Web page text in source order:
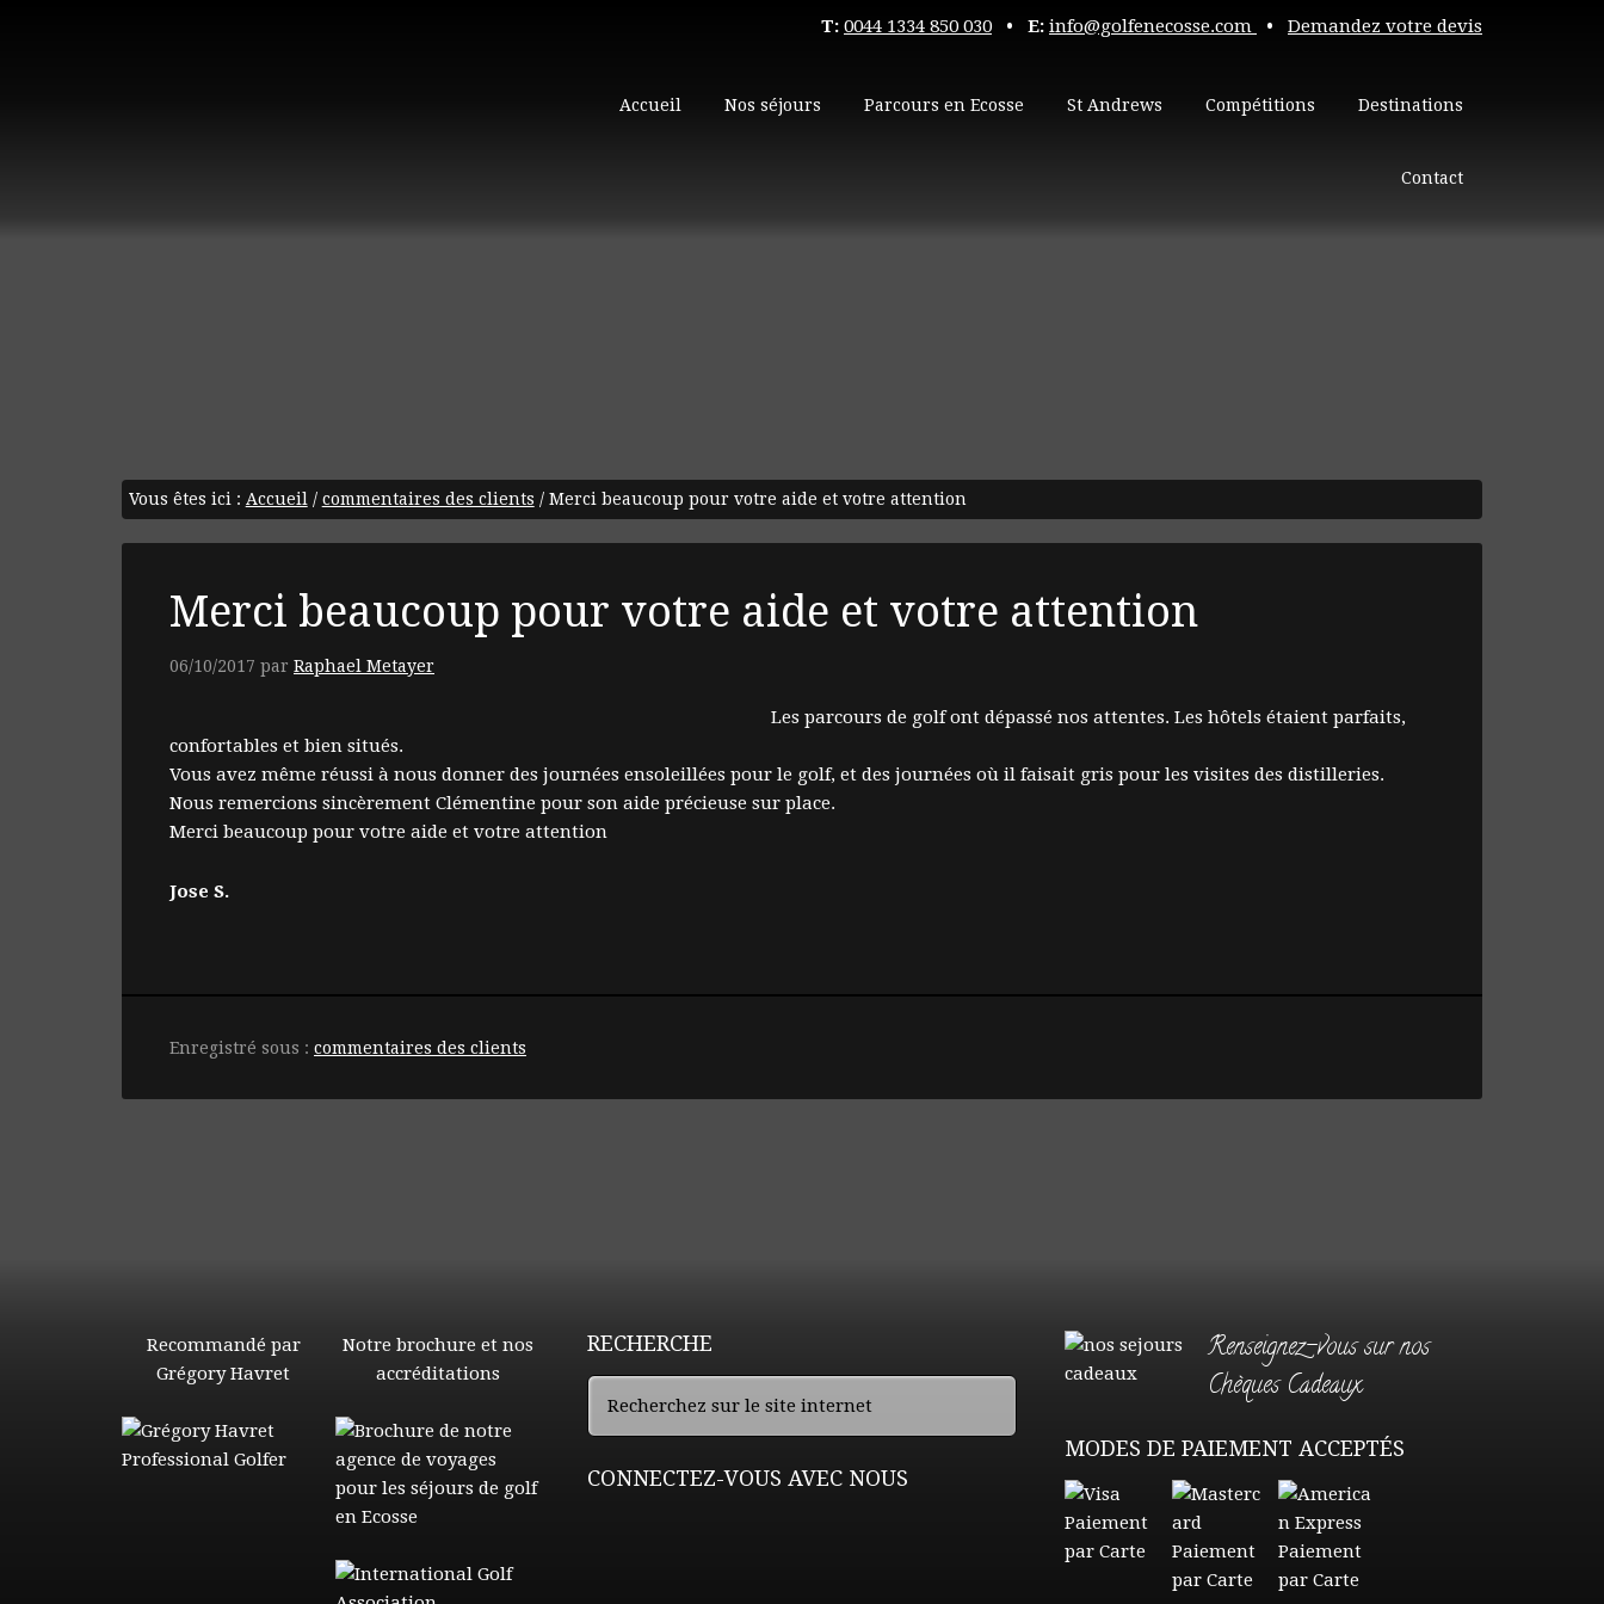
T: 0044 1334 850 030 • E: info@golfenecosse.com • Demandez votre devis
Accueil Nos séjours Parcours en Ecosse St Andrews Compétitions Destinations
Contact
Vous êtes ici : Accueil / commentaires des clients /Merci beaucoup pour votre aide et votre attention
Merci beaucoup pour votre aide et votre attention
06/10/2017 par Raphael Metayer
Les parcours de golf ont dépassé nos attentes. Les hôtels étaient parfaits,
confortables et bien situés.
Vous avez même réussi à nous donner des journées ensoleillées pour le golf, et des journées où il faisait gris pour les visites des distilleries.
Nous remercions sincèrement Clémentine pour son aide précieuse sur place.
Merci beaucoup pour votre aide et votre attention
Jose S.
Enregistré sous : commentaires des clients
Recommandé par
Grégory Havret
Notre brochure et nos
accréditations
RECHERCHE
CONNECTEZ-VOUS AVEC NOUS
Renseignez-vous sur nos
Chèques Cadeaux
MODES DE PAIEMENT ACCEPTÉS